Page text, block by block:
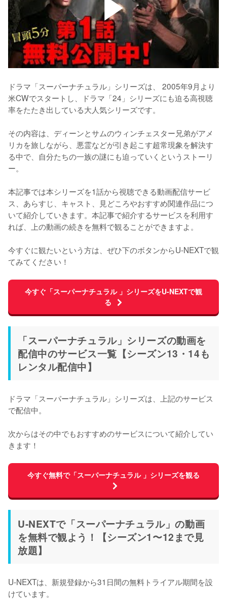
ドラマ「スーパーナチュラル」シリーズは、 2005年9月より
米CWでスタートし、ドラマ「24」シリーズにも迫る高視聴
率をたたき出している大人気シリーズです。
その内容は、ディーンとサムのウィンチェスター兄弟がアメ
リカを旅しながら、悪霊などが引き起こす超常現象を解決す
る中で、自分たちの一族の謎にも迫っていくというストーリ
ー。
本記事では本シリーズを1話から視聴できる動画配信サービ
ス、あらすじ、キャスト、見どころやおすすめ関連作品につ
いて紹介していきます。本記事で紹介するサービスを利用す
れば、上の動画の続きを無料で観ることができますよ。
今すぐに観たいという方は、ぜひ下のボタンからU-NEXTで観
てみてください！
今すぐ「スーパーナチュラル 」シリーズをU-NEXTで観
る
「スーパーナチュラル」シリーズの動画を
配信中のサービス一覧【シーズン13・14も
レンタル配信中】
ドラマ「スーパーナチュラル」シリーズは、上記のサービス
で配信中。
次からはその中でもおすすめのサービスについて紹介してい
きます！
今すぐ無料で「スーパーナチュラル 」シリーズを観る
U-NEXTで「スーパーナチュラル」の動画
を無料で観よう！【シーズン1〜12まで見
放題】
U-NEXTは、新規登録から31日間の無料トライアル期間を設
けています。